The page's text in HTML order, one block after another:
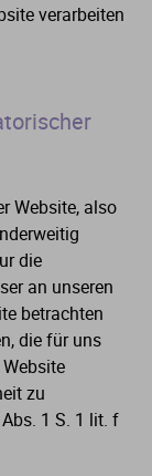
verarbeiten
Website, also
die
an unseren
betrachten
die für uns
zu
1 S. 1 lit. f